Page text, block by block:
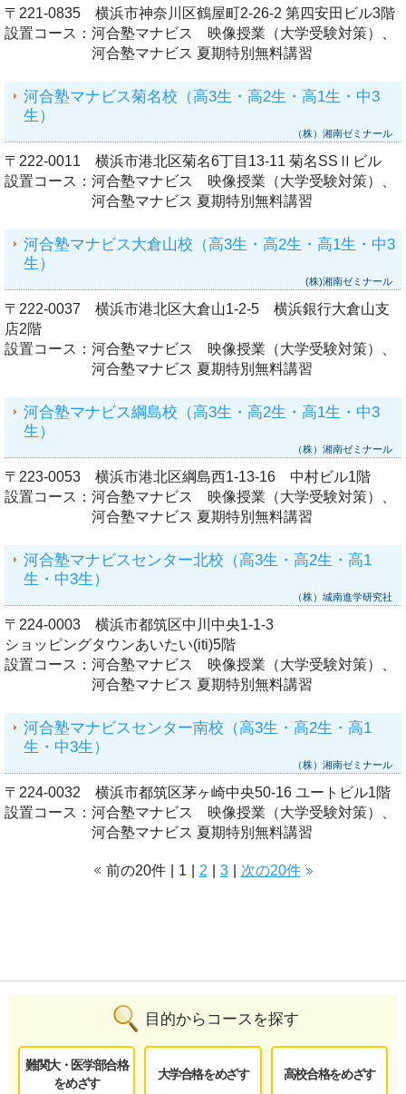
〒221-0835 横浜市神奈川区鶴屋町2-26-2 第四安田ビル3階
設置コース： 河合塾マナビス 映像授業（大学受験対策）、
河合塾マナビス 夏期特別無料講習
河合塾マナビス菊名校（高3生・高2生・高1生・中3
生）
（株）湘南ゼミナール
〒222-0011 横浜市港北区菊名6丁目13-11 菊名SSⅡビル
設置コース： 河合塾マナビス 映像授業（大学受験対策）、
河合塾マナビス 夏期特別無料講習
河合塾マナビス大倉山校（高3生・高2生・高1生・中3
生）
(株)湘南ゼミナール
〒222-0037 横浜市港北区大倉山1-2-5 横浜銀行大倉山支
店2階
設置コース： 河合塾マナビス 映像授業（大学受験対策）、
河合塾マナビス 夏期特別無料講習
河合塾マナビス綱島校（高3生・高2生・高1生・中3
生）
（株）湘南ゼミナール
〒223-0053 横浜市港北区綱島西1-13-16 中村ビル1階
設置コース： 河合塾マナビス 映像授業（大学受験対策）、
河合塾マナビス 夏期特別無料講習
河合塾マナビスセンター北校（高3生・高2生・高1
生・中3生）
（株）城南進学研究社
〒224-0003 横浜市都筑区中川中央1-1-3
ショッピングタウンあいたい(iti)5階
設置コース： 河合塾マナビス 映像授業（大学受験対策）、
河合塾マナビス 夏期特別無料講習
河合塾マナビスセンター南校（高3生・高2生・高1
生・中3生）
（株）湘南ゼミナール
〒224-0032 横浜市都筑区茅ヶ崎中央50-16 ユートビル1階
設置コース： 河合塾マナビス 映像授業（大学受験対策）、
河合塾マナビス 夏期特別無料講習
前の20件 1 2 3 次の20件
目的からコースを探す
難関大・医学部合格
をめざす
大学合格をめざす 高校合格をめざす